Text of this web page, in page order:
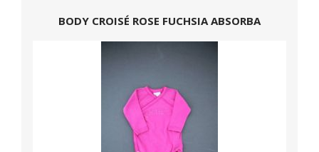
BODY CROISÉ ROSE FUCHSIA ABSORBA